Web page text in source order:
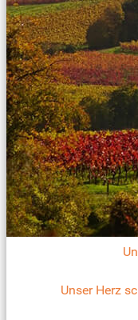
Unser Herz